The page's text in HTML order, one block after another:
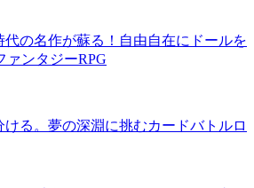
の名作が蘇る！自由自在にドールを
ァンタジーRPG
る。夢の深淵に挑むカードバトルロ